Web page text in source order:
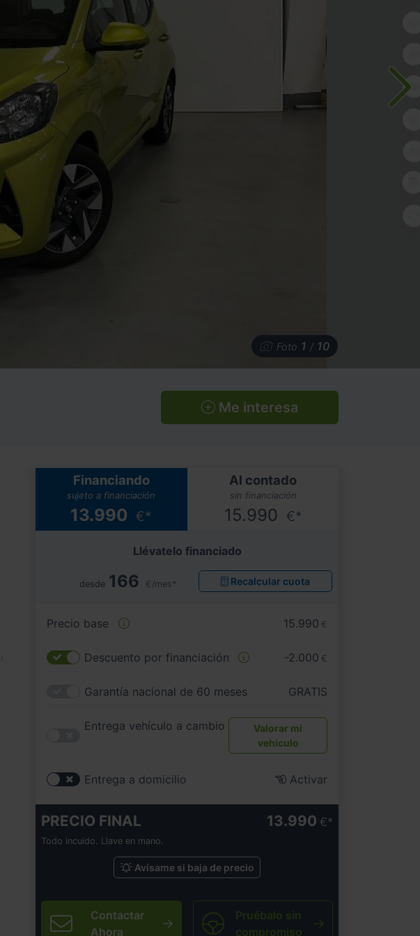
Foto 1 / 10
Me interesa
Financiando
sujeto a financiación
13.990 €*
Al contado
sin financiación
15.990 €*
Llévatelo financiado
desde 166 €/mes* Recalcular cuota
Precio base 15.990 €
Descuento por financiación -2.000 €
Garantía nacional de 60 meses GRATIS
Entrega vehículo a cambio
Valorar mi
vehículo
Entrega a domicilio Activar
PRECIO FINAL 13.990 €
Todo incuido. Llave en mano.
Avísame si baja de precio
Contactar
Ahora
Pruébalo sin
compromiso